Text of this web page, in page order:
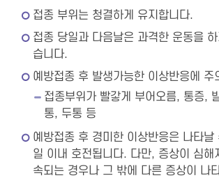
접종 부위는 청결하게 유지합니다.
접종 당일과 다음날은 과격한 운동을
습니다.
예방접종 후 발생가능한 이상반응에 주
접종부위가 빨갛게 부어오름, 통증,
통, 두통 등
예방접종 후 경미한 이상반응은 나타
일 이내 호전됩니다. 다만, 증상이 심해
속되는 경우나 그 밖에 다른 증상이 나